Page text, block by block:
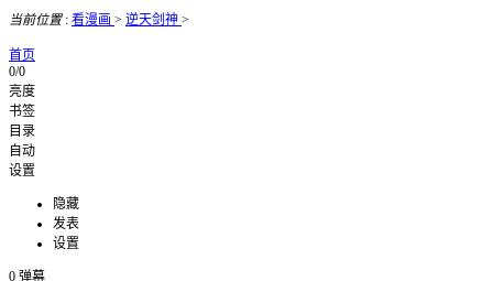
当前位置: 看漫画 > 逆天剑神 >
首页
0/0
亮度
书签
目录
自动
设置
隐藏
发表
设置
0 弹幕